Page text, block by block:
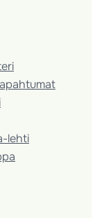
lehti